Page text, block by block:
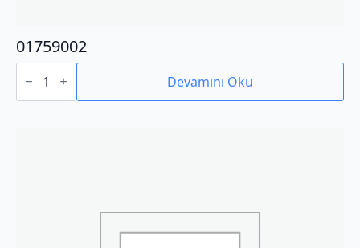
01759002
01759002
adet Devamını Oku